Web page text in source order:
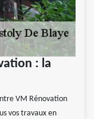
: la
VM Rénovation
vos travaux en